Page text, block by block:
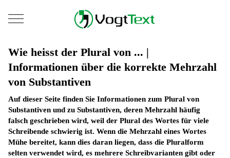
Mobile Menu Toggle
Wie heisst der Plural von ... |
Informationen über die korrekte Mehrzahl
von Substantiven
Auf dieser Seite finden Sie Informationen zum Plural von
Substantiven und zu Substantiven, deren Mehrzahl häufig
falsch geschrieben wird, weil der Plural des Wortes für viele
Schreibende schwierig ist. Wenn die Mehrzahl eines Wortes
Mühe bereitet, kann dies daran liegen, dass die Pluralform
selten verwendet wird, es mehrere Schreibvarianten gibt oder